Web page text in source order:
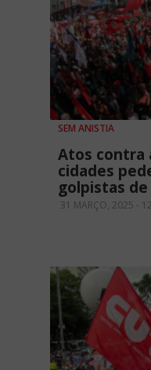
SEM ANISTIA
Atos contra
cidades
golpistas
31 MARÇO, 2025 -